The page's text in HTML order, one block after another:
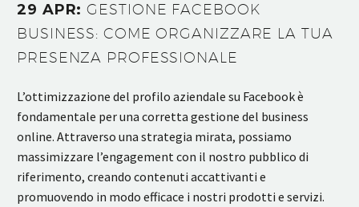
29 APR:GESTIONE FACEBOOK
BUSINESS: COME ORGANIZZARE LA TUA
PRESENZA PROFESSIONALE
L’ottimizzazione del profilo aziendale su Facebook è
fondamentale per una corretta gestione del business
online. Attraverso una strategia mirata, possiamo
massimizzare l’engagement con il nostro pubblico di
riferimento, creando contenuti accattivanti e
promuovendo in modo efficace i nostri prodotti e servizi.